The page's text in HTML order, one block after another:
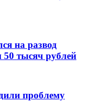
на развод
тысяч рублей
проблему